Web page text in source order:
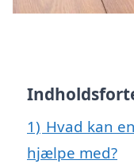
1) Hvad kan
hjælpe med?